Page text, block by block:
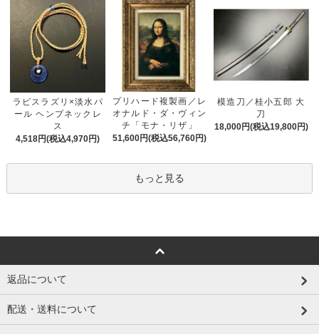
ラピスラズリ×淡水パ
ール ヘンプネックレ
ス
4,518円(税込4,970円)
プリハード複製画／レ
オナルド・ダ・ヴィン
チ「モナ・リザ」
51,600円(税込56,760円)
模造刀／桂小五郎 大
刀
18,000円(税込19,800円)
もっと見る
返品について
配送・送料について